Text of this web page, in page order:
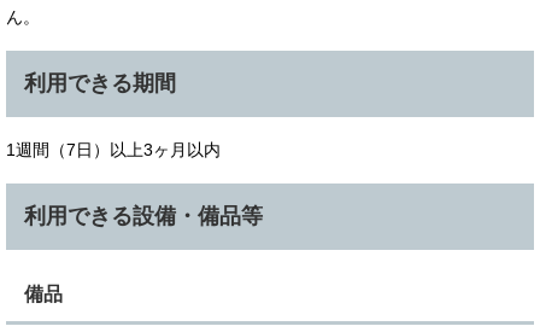
ん。
利用できる期間
1週間（7日）以上3ヶ月以内
利用できる設備・備品等
備品